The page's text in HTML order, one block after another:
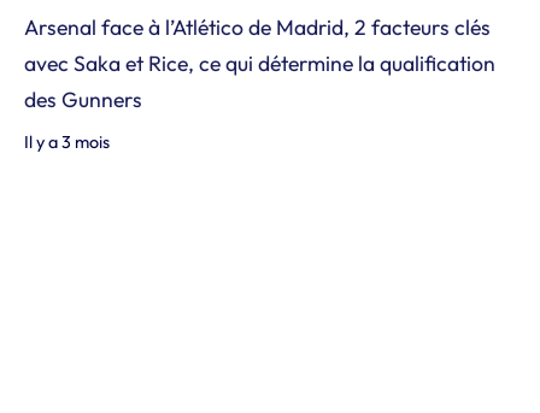
Arsenal face à l’Atlético de Madrid, 2 facteurs clés
avec Saka et Rice, ce qui détermine la qualification
des Gunners
Il y a 3 mois